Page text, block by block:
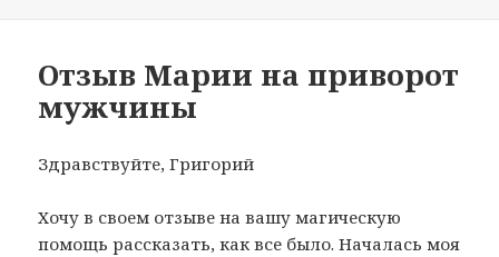
Отзыв Марии на приворот
мужчины
Здравствуйте, Григорий
Хочу в своем отзыве на вашу магическую
помощь рассказать, как все было. Началась моя